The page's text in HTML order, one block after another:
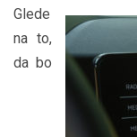
Glede
na to,
da bo